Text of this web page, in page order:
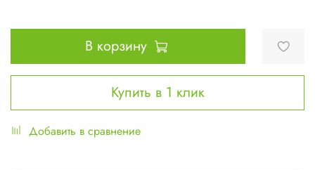
В корзину
Купить в 1 клик
Добавить в сравнение